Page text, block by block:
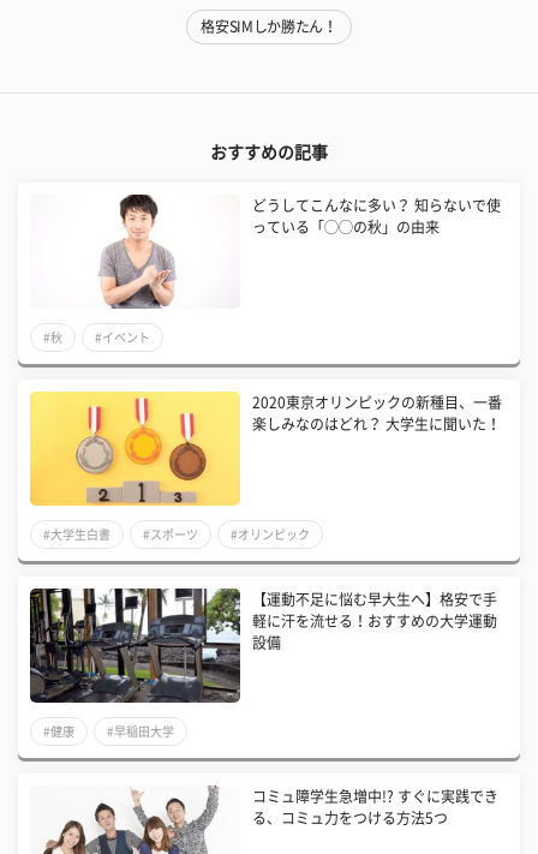
格安SIMしか勝たん！
おすすめの記事
どうしてこんなに多い？ 知らないで使
っている「◯◯の秋」の由来
#秋 #イベント
2020東京オリンピックの新種目、一番
楽しみなのはどれ？ 大学生に聞いた！
#大学生白書 #スポーツ #オリンピック
【運動不足に悩む早大生へ】格安で手
軽に汗を流せる！おすすめの大学運動
設備
#健康 #早稲田大学
コミュ障学生急増中!? すぐに実践でき
る、コミュ力をつける方法5つ